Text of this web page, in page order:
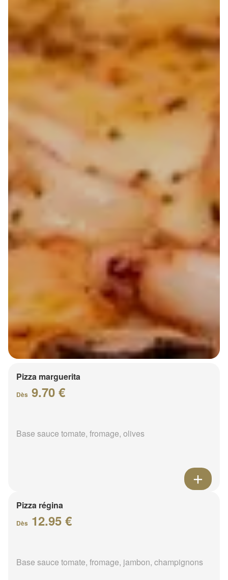
Pizza marguerita
Dès 9.70 €
Base sauce tomate, fromage, olives
Pizza régina
Dès 12.95 €
Base sauce tomate, fromage, jambon, champignons